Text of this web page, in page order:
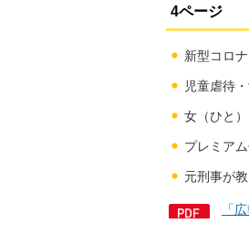
4ページ
新型コロ
児童虐待
女（ひと
プレミア
元刑事が
「